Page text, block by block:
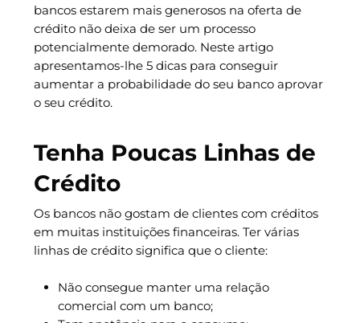
bancos estarem mais generosos na oferta de
crédito não deixa de ser um processo
potencialmente demorado. Neste artigo
apresentamos-lhe 5 dicas para conseguir
aumentar a probabilidade do seu banco aprovar
o seu crédito.
Tenha Poucas Linhas de
Crédito
Os bancos não gostam de clientes com créditos
em muitas instituições financeiras. Ter várias
linhas de crédito significa que o cliente:
Não consegue manter uma relação
comercial com um banco;